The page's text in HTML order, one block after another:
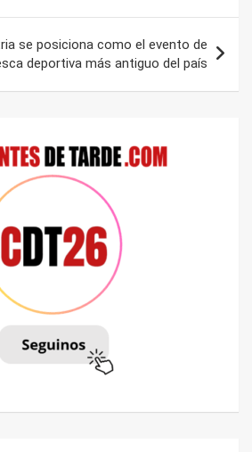
se posiciona como el evento de
deportiva más antiguo del país